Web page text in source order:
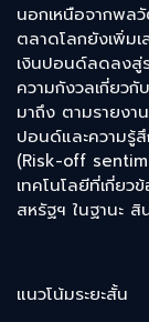
นอกเหนือจากพล
ตลาดโลกยังเพิ่ม
เงินปอนด์ลดลงสู่
ความกังวลเกี่ยว
มาถึง ตามรายงา
ปอนด์และความรู้
(Risk-off
เทคโนโลยีที่เกี่ย
สหรัฐฯ ในฐานะ
แนวโน้มระยะสั้น